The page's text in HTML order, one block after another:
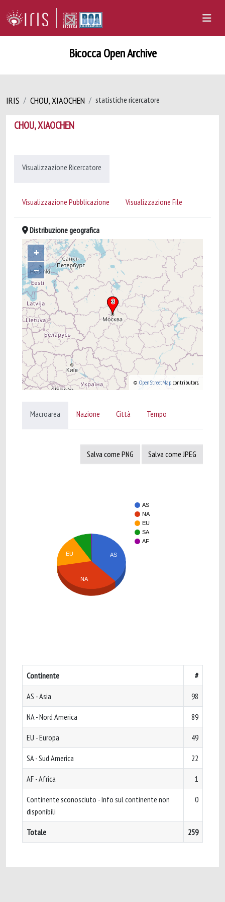
Bicocca Open Archive
IRIS CHOU, XIAOCHEN statistiche ricercatore
CHOU, XIAOCHEN
Visualizzazione Ricercatore
Visualizzazione Pubblicazione Visualizzazione File
Distribuzione geografica
+
–
© OpenStreetMap contributors.
Macroarea Nazione Città Tempo
Salva come PNG Salva come JPEG
AS
NA
EU
SA
AF
AS
EU
NA
Continente #
AS - Asia 98
NA - Nord America 89
EU - Europa 49
SA - Sud America 22
AF - Africa 1
Continente sconosciuto - Info sul continente non
disponibili
0
Totale 259